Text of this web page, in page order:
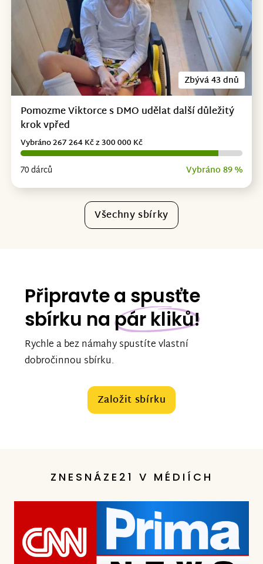
Zbývá 43 dnů
Pomozme Viktorce s DMO udělat další důležitý
krok vpřed
70 dárců Vybráno 89 %
Vybráno 267 264 Kč z 300 000 Kč
Všechny sbírky
Připravte a spusťte
sbírku na pár kliků!
Rychle a bez námahy spustíte vlastní
dobročinnou sbírku.
Založit sbírku
ZNESNÁZE21 V MÉDIÍCH